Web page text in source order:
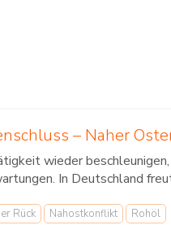
– Naher
wieder
In Deutschland
Rück Nahostkonflikt Rohöl